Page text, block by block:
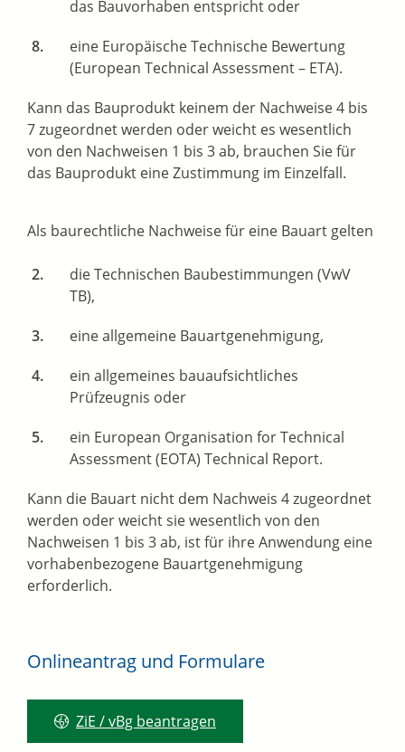
das Bauvorhaben entspricht oder
eine Europäische Technische Bewertung
(European Technical Assessment – ETA).
Kann das Bauprodukt keinem der Nachweise 4 bis
7 zugeordnet werden oder weicht es wesentlich
von den Nachweisen 1 bis 3 ab, brauchen Sie für
das Bauprodukt eine Zustimmung im Einzelfall.
Als baurechtliche Nachweise für eine Bauart gelten
die Technischen Baubestimmungen (VwV
TB),
eine allgemeine Bauartgenehmigung,
ein allgemeines bauaufsichtliches
Prüfzeugnis oder
ein European Organisation for Technical
Assessment (EOTA) Technical Report.
Kann die Bauart nicht dem Nachweis 4 zugeordnet
werden oder weicht sie wesentlich von den
Nachweisen 1 bis 3 ab, ist für ihre Anwendung eine
vorhabenbezogene Bauartgenehmigung
erforderlich.
Onlineantrag und Formulare
ZiE / vBg beantragen